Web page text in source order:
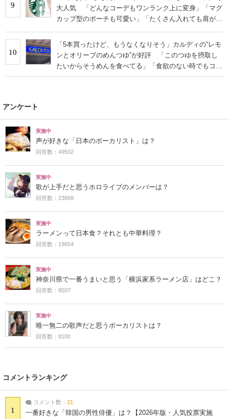
9
大人気 「どんなコーデもワンランク上に変身」「マグ
カップ型のポーチも可愛い」「たくさん入れても肩が痛
10
「5本買ったけど、もうなくなりそう」カルディの“レモ
ンとオリーブのめんつゆ”が好評 「このつゆを摂取し
たいからそうめんを食べてる」「食欲のない時でもコレ
で食べられる」
アンケート
実施中
声が好きな「日本のボーカリスト」は？
回答数：49502
実施中
歌が上手だと思うホロライブのメンバーは？
回答数：23868
実施中
ラーメンって日本食？それとも中華料理？
回答数：19654
実施中
神奈川県で一番うまいと思う「横浜家系ラーメン店」はどこ？
回答数：8507
実施中
唯一無二の歌声だと思うボーカリストは？
回答数：8100
コメントランキング
1
コメント数： 21
一番好きな「韓国の男性俳優」は？【2026年版・人気投票実施